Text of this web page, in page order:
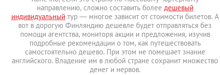
направлению, сложно составить более дешевый
индивидуальный тур — многое зависит от стоимости билетов. А
вот в дорогую Финляндию дешевле будет отправляться без
помощи агентства, мониторя акции и предложения, изучив
подробные рекомендации о том, как путешествовать
самостоятельно дешево. При этом не помешает знание
английского. Владение им в любой стране сохранит множество
денег и нервов.